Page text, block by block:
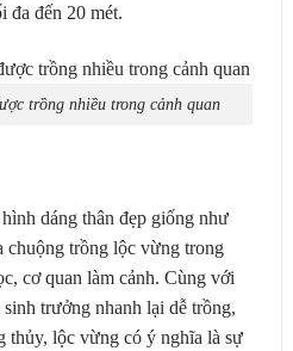
đa đến 20 mét.
trồng nhiều trong cảnh quan
dáng thân đẹp giống như
chuộng trồng lộc vừng trong
cơ quan làm cảnh. Cùng với
trưởng nhanh lại dễ trồng,
thủy, lộc vừng có ý nghĩa là sự